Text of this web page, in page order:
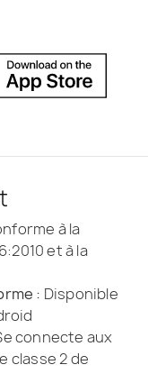
à la
et à la
: Disponible
connecte aux
classe 2 de